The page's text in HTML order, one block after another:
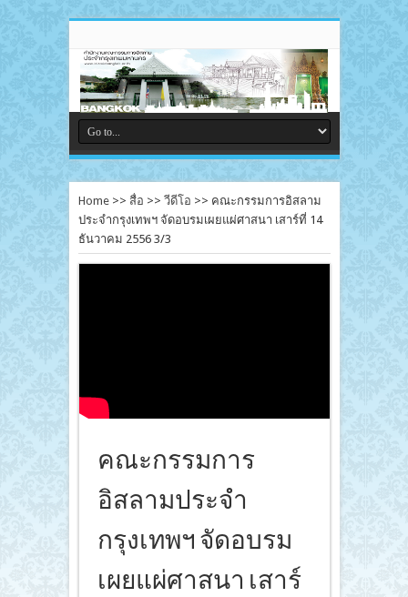
Home>> สื่อ >> วีดีโอ >> คณะกรรมการอิสลาม
ประจำกรุงเทพฯ จัดอบรมเผยแผ่ศาสนา เสาร์ที่ 14
ธันวาคม 2556 3/3
คณะกรรมการ
อิสลามประจำ
กรุงเทพฯ จัดอบรม
เผยแผ่ศาสนา เสาร์